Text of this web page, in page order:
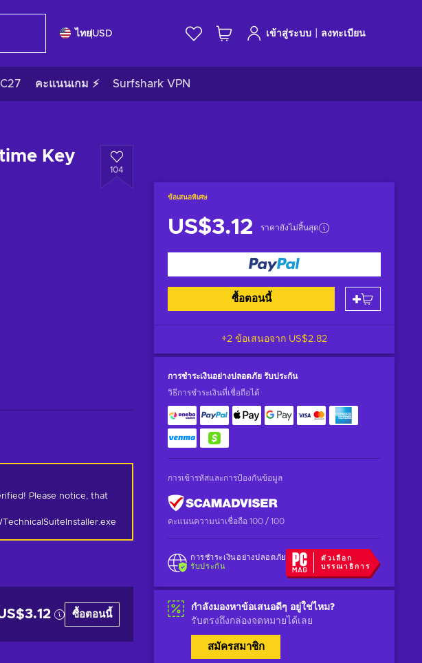
ไทยUSD เข้าสู่ระบบ ลงทะเบียน
คะแนนเกม ⚡ Surfshark VPN
Key
104
ข้อเสนอพิเศษ
US$3.12 ราคายังไม่สิ้นสุด
ซื้อตอนนี้
+2 ข้อเสนอจาก US$2.82
การชำระเงินอย่างปลอดภัย รับประกัน
วิธีการชำระเงินที่เชื่อถือได้
การเข้ารหัสและการป้องกันข้อมูล
คะแนนความน่าเชื่อถือ 100 / 100
การชำระเงินอย่างปลอดภัย
รับประกัน
ตัวเลือก
บรรณาธิการ
กำลังมองหาข้อเสนอดีๆ อยู่ใช่ไหม?
รับตรงถึงกล่องจดหมายได้เลย
สมัครสมาชิก
Please notice, that
ซื้อตอนนี้